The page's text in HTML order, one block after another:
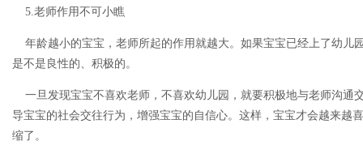
5.老师作用不可小瞧
年龄越小的宝宝，老师所起的作用就越大。如果宝宝已经上了幼儿
是不是良性的、积极的。
一旦发现宝宝不喜欢老师，不喜欢幼儿园，就要积极地与老师沟通
导宝宝的社会交往行为，增强宝宝的自信心。这样，宝宝才会越来越
缩了。